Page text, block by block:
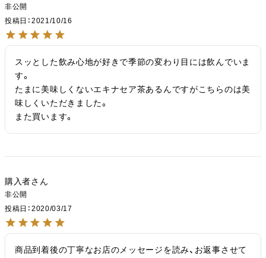
非公開
投稿日
2021/10/16
スッとした飲み心地が好きで季節の変わり目には飲んでいま
す。
たまに美味しくないエキナセア茶あるんですがこちらのは美
味しくいただきました。
また買います。
購入者
非公開
投稿日
2020/03/17
商品到着後の丁寧なお店のメッセージを読み、お返事させて